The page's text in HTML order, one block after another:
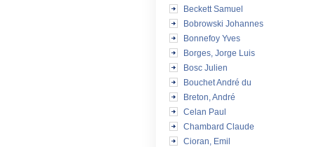
Beckett Samuel
Bobrowski Johannes
Bonnefoy Yves
Borges, Jorge Luis
Bosc Julien
Bouchet André du
Breton, André
Celan Paul
Chambard Claude
Cioran, Emil